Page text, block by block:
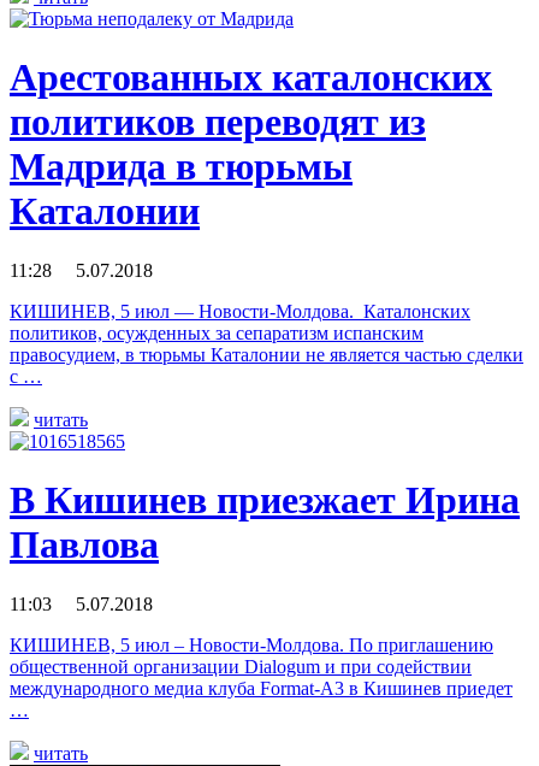
Арестованных каталонских
политиков переводят из
Мадрида в тюрьмы
Каталонии
11:28 5.07.2018
КИШИНЕВ, 5 июл — Новости-Молдова. Каталонских
политиков, осужденных за сепаратизм испанским
правосудием, в тюрьмы Каталонии не является частью сделки
с …
читать
В Кишинев приезжает Ирина
Павлова
11:03 5.07.2018
КИШИНЕВ, 5 июл – Новости-Молдова. По приглашению
общественной организации Dialogum и при содействии
международного медиа клуба Format-A3 в Кишинев приедет
…
читать